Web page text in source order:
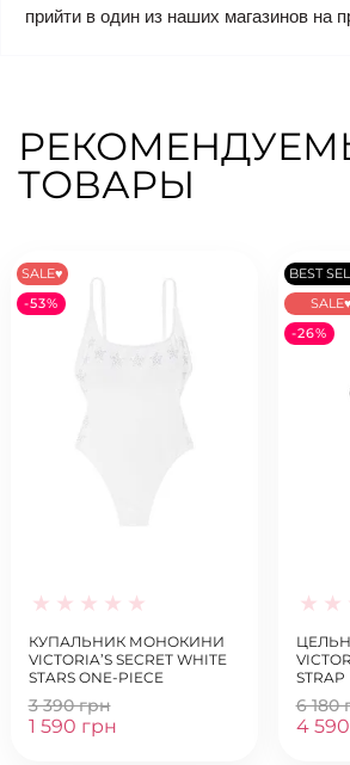
прийти в один из наших магазинов на
ТОВАРЫ
SALE♥
-53%
КУПАЛЬНИК МОНОКИНИ
VICTORIA’S SECRET WHITE
STARS ONE-PIECE
3 390 грн
1 590 грн
BEST
SALE♥
-26%
STRAP
6 180
4